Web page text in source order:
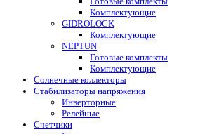
Комплектующие
GIDROLOCK
Комплектующие
NEPTUN
Готовые комплекты
Комплектующие
Солнечные коллекторы
Стабилизаторы напряжения
Инверторные
Релейные
Счетчики